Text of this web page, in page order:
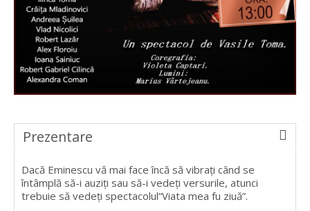
Prezentare
Dacă Eminescu vă mai face încă să vibrați când se
întâmplă să-i auziți sau să-i vedeți versurile, atunci
trebuie să vedeți spectacolul“Viata mea fu ziuă”.